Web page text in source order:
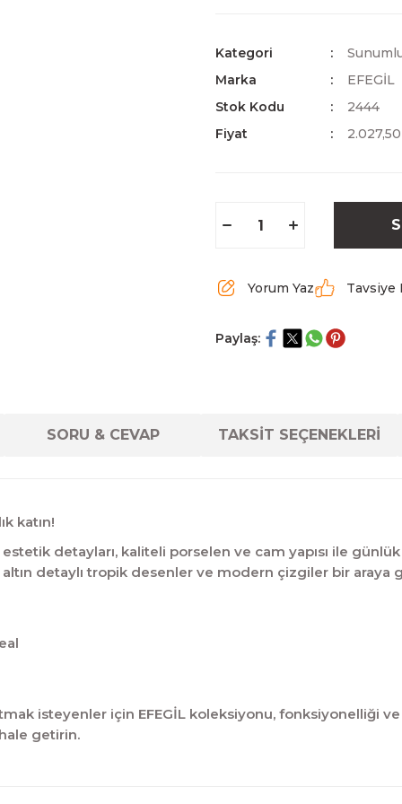
Kategori
Marka
EFEGİL
Stok Kodu
2444
Fiyat
Yorum Yaz Tavsiye
Paylaş:
SORU & CEVAP TAKSİT SEÇENEKLERİ
katın!
detayları, kaliteli porselen ve cam yapısı ile
detaylı tropik desenler ve modern çizgiler bir araya
isteyenler için EFEGİL koleksiyonu, fonksiyonelliği ve
getirin.